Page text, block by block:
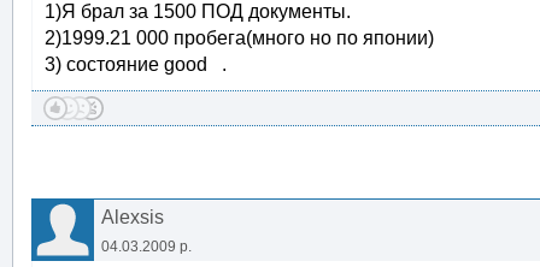
1)Я брал за 1500 ПОД документы.
2)1999.21 000 пробега(много но по японии)
3) состояние good .
Alexsis
04.03.2009 р.